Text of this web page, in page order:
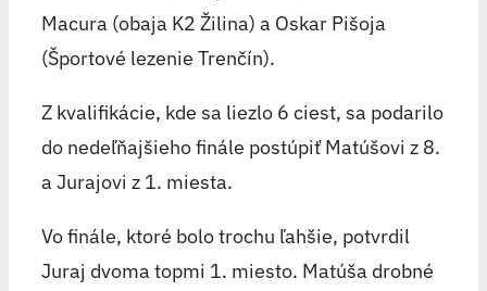
Macura (obaja K2 Žilina) a Oskar Pišoja
(Športové lezenie Trenčín).
Z kvalifikácie, kde sa liezlo 6 ciest, sa podarilo
do nedeľňajšieho finále postúpiť Matúšovi z 8.
a Jurajovi z 1. miesta.
Vo finále, ktoré bolo trochu ľahšie, potvrdil
Juraj dvoma topmi 1. miesto. Matúša drobné